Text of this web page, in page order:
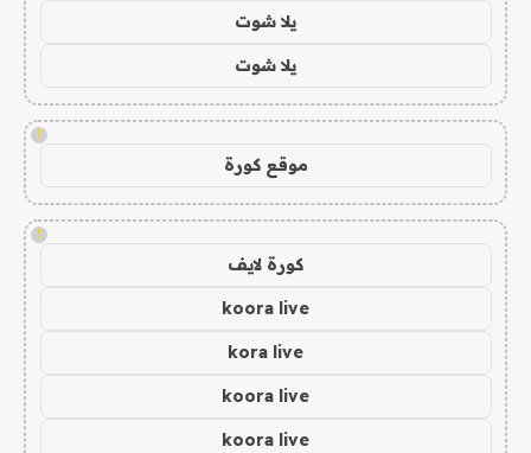
يلا شوت
يلا شوت
!
موقع كورة
!
كورة لايف
koora live
kora live
koora live
koora live